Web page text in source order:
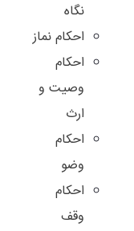
نگاه
احکام نماز
احکام
وصیت و
ارث
احکام
وضو
احکام
وقف